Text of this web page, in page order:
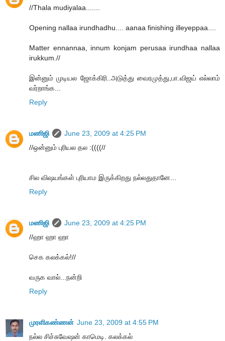
//Thala mudiyalaa.......
Opening nallaa irundhadhu.... aanaa finishing illeyeppaa....
Matter ennannaa, innum konjam perusaa irundhaa nallaa
irukkum.//
இன்னும் முடியல ஜோக்கிரி..அடுத்து வைரமுத்து,பா.விஜய் எல்லாம்
வர்றாங்க...
Reply
மணிஜி
June 23, 2009 at 4:25 PM
//ஒன்னும் புரியல தல :((((//
சில விஷயங்கள் புரியாம இருக்கிறது நல்லதுதானே...
Reply
மணிஜி
June 23, 2009 at 4:25 PM
//ஹா ஹா ஹா
செக கலக்கல்!//
வருக வால்...நன்றி
Reply
முரளிகண்ணன் June 23, 2009 at 4:55 PM
நல்ல சிச்சுவேஷன் காமெடி. கலக்கல்